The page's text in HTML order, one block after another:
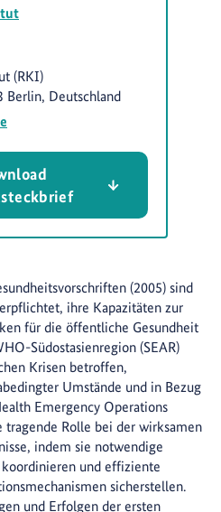
(2005) sind
ihre Kapazitäten zur
für die öffentliche Gesundheit
Südostasienregion (SEAR)
Krisen betroffen,
Umstände und in Bezug
Emergency Operations
tragende Rolle bei der wirksamen
indem sie notwendige
koordinieren und effiziente
sicherstellen.
und Erfolgen der ersten
(RKI)
Berlin, Deutschland